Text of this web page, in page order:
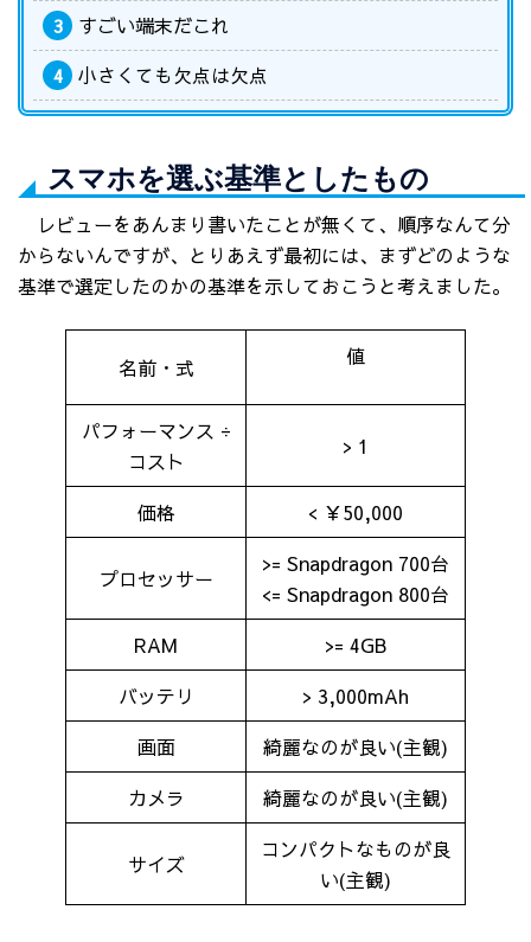
3 すごい端末だこれ
4 小さくても欠点は欠点
スマホを選ぶ基準としたもの
レビューをあんまり書いたことが無くて、順序なんて分
からないんですが、とりあえず最初には、まずどのような
基準で選定したのかの基準を示しておこうと考えました。
名前・式 値
パフォーマンス ÷
コスト
> 1
価格 < ￥50,000
プロセッサー
>= Snapdragon 700台
<= Snapdragon 800台
RAM
>= 4GB
バッテリ
> 3,000mAh
画面
綺麗なのが良い(主観)
カメラ
綺麗なのが良い(主観)
サイズ
コンパクトなものが良
い(主観)